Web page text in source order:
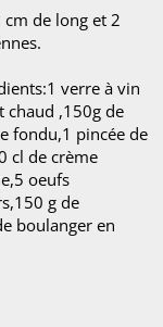
cm de long et 2
verre à vin
chaud ,150g de
fondu,1 pincée de
cl de crème
oeufs
g de
boulanger en